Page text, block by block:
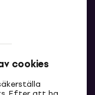
cookies